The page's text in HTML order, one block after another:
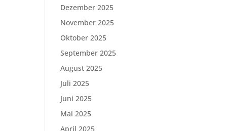
Dezember 2025
November 2025
Oktober 2025
September 2025
August 2025
Juli 2025
Juni 2025
Mai 2025
April 2025